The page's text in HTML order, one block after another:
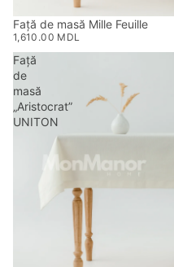
Față de masă Mille Feuille
1,610.00 MDL
Față
de
masă
„Aristocrat”
UNITON